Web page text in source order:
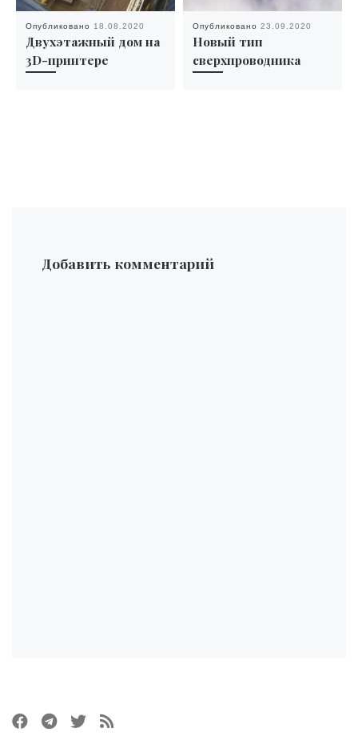
Опубликовано 18.08.2020
Двухэтажный дом на
3D-принтере
Опубликовано 23.09.2020
Новый тип
сверхпроводника
Добавить комментарий